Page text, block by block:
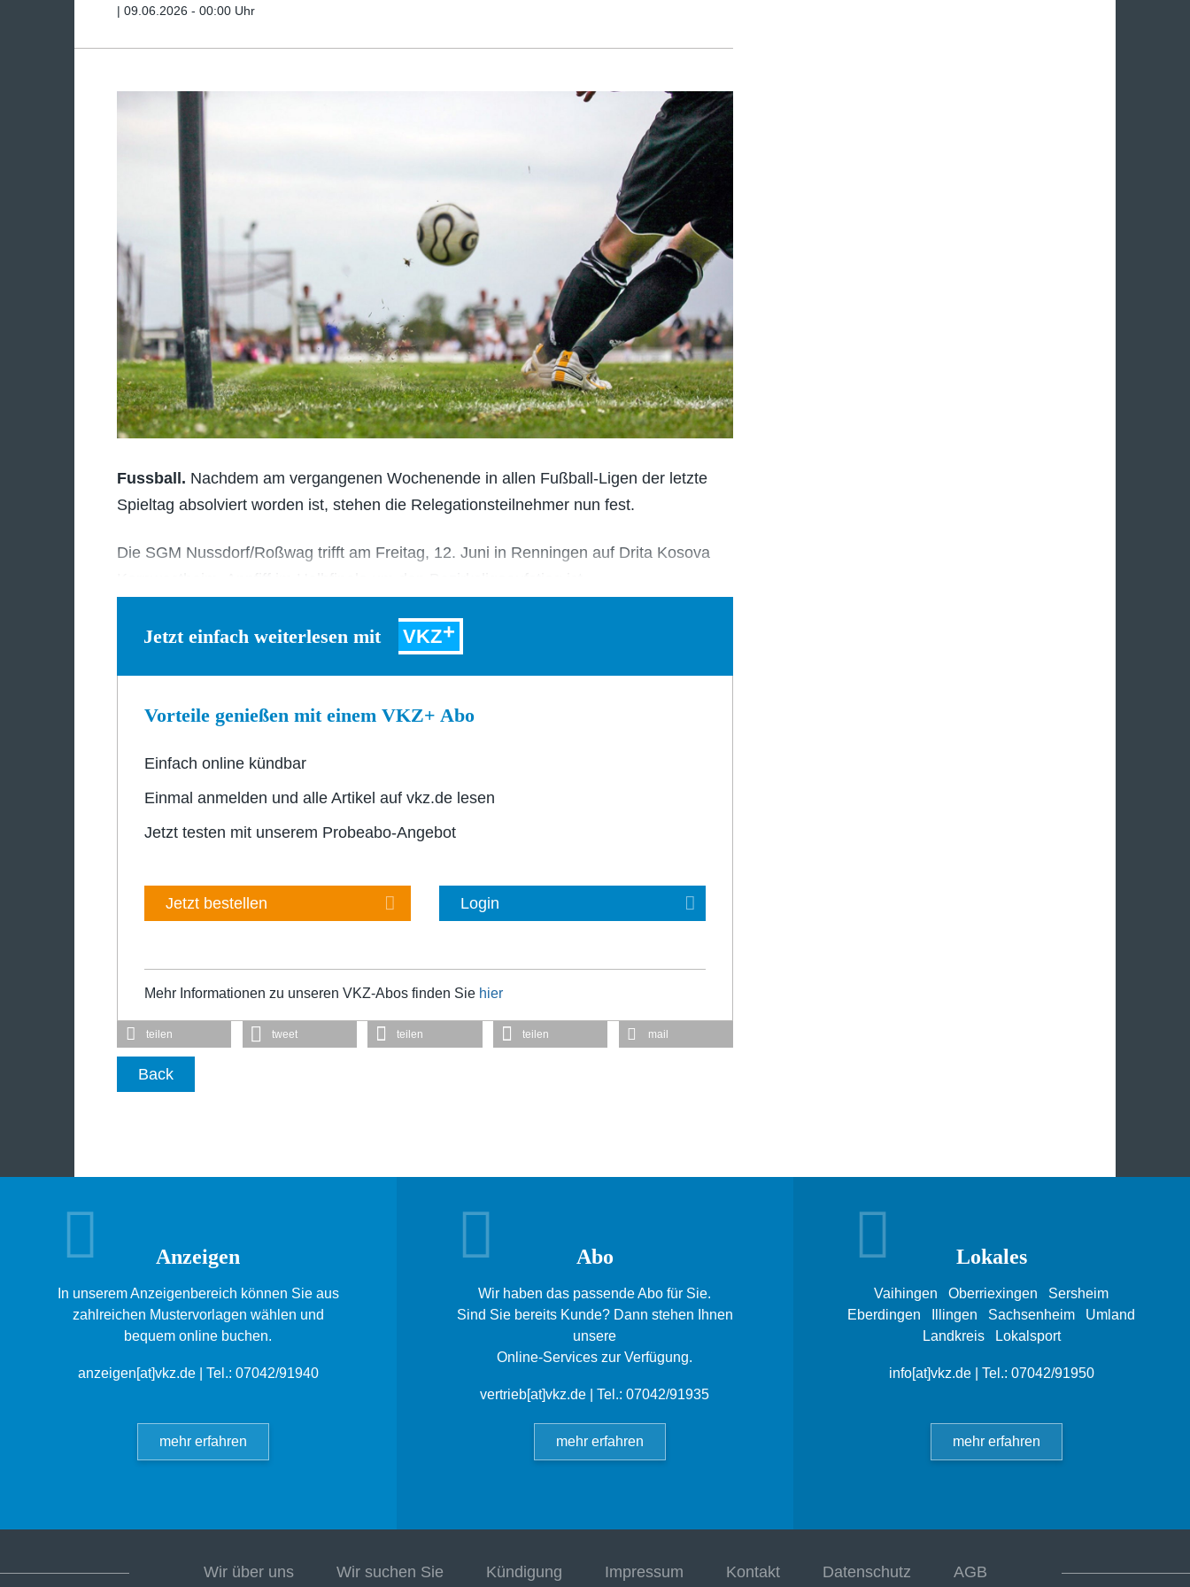
| 09.06.2026 - 00:00 Uhr
Fussball. Nachdem am vergangenen Wochenende in allen Fußball-Ligen der letzte
Spieltag absolviert worden ist, stehen die Relegationsteilnehmer nun fest.
Die SGM Nussdorf/Roßwag trifft am Freitag, 12. Juni in Renningen auf Drita Kosova
Jetzt einfach weiterlesen mit VKZ
Vorteile genießen mit einem VKZ+ Abo
Einfach online kündbar
Einmal anmelden und alle Artikel auf vkz.de lesen
Jetzt testen mit unserem Probeabo-Angebot
Jetzt bestellen Login
Mehr Informationen zu unseren VKZ-Abos finden Sie hier
teilen tweet teilen teilen mail
Back
Anzeigen
In unserem Anzeigenbereich können Sie aus
zahlreichen Mustervorlagen wählen und
bequem online buchen.
anzeigen[at]vkz.de| Tel.: 07042/91940
mehr erfahren
Abo
Wir haben das passende Abo für Sie.
Sind Sie bereits Kunde? Dann stehen Ihnen
unsere
Online-Services zur Verfügung.
vertrieb[at]vkz.de | Tel.: 07042/91935
mehr erfahren
Lokales
Vaihingen Oberriexingen
Sersheim
Eberdingen
Illingen Sachsenheim
Umland
Landkreis
Lokalsport
info[at]vkz.de| Tel.: 07042/91950
mehr erfahren
Wir über uns Wir suchen Sie Kündigung Impressum Kontakt Datenschutz AGB